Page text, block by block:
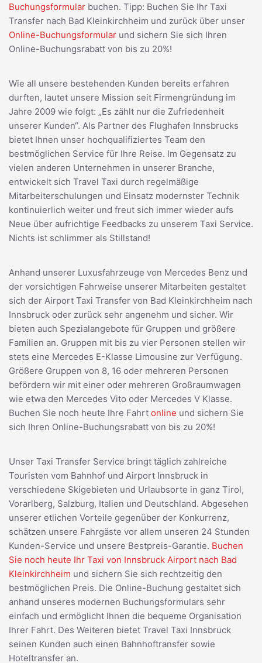
Buchungsformular buchen. Tipp: Buchen Sie Ihr Taxi
Transfer nach Bad Kleinkirchheim und zurück über unser
Online-Buchungsformular und sichern Sie sich Ihren
Online-Buchungsrabatt von bis zu 20%!
Wie all unsere bestehenden Kunden bereits erfahren
durften, lautet unsere Mission seit Firmengründung im
Jahre 2009 wie folgt: „Es zählt nur die Zufriedenheit
unserer Kunden“. Als Partner des Flughafen Innsbrucks
bietet Ihnen unser hochqualifiziertes Team den
bestmöglichen Service für Ihre Reise. Im Gegensatz zu
vielen anderen Unternehmen in unserer Branche,
entwickelt sich Travel Taxi durch regelmäßige
Mitarbeiterschulungen und Einsatz modernster Technik
kontinuierlich weiter und freut sich immer wieder aufs
Neue über aufrichtige Feedbacks zu unserem Taxi Service.
Nichts ist schlimmer als Stillstand!
Anhand unserer Luxusfahrzeuge von Mercedes Benz und
der vorsichtigen Fahrweise unserer Mitarbeiten gestaltet
sich der Airport Taxi Transfer von Bad Kleinkirchheim nach
Innsbruck oder zurück sehr angenehm und sicher. Wir
bieten auch Spezialangebote für Gruppen und größere
Familien an. Gruppen mit bis zu vier Personen stellen wir
stets eine Mercedes E-Klasse Limousine zur Verfügung.
Größere Gruppen von 8, 16 oder mehreren Personen
befördern wir mit einer oder mehreren Großraumwagen
wie etwa den Mercedes Vito oder Mercedes V Klasse.
Buchen Sie noch heute Ihre Fahrt online und sichern Sie
sich Ihren Online-Buchungsrabatt von bis zu 20%!
Unser Taxi Transfer Service bringt täglich zahlreiche
Touristen vom Bahnhof und Airport Innsbruck in
verschiedene Skigebieten und Urlaubsorte in ganz Tirol,
Vorarlberg, Salzburg, Italien und Deutschland. Abgesehen
unserer etlichen Vorteile gegenüber der Konkurrenz,
schätzen unsere Fahrgäste vor allem unseren 24 Stunden
Kunden-Service und unsere Bestpreis-Garantie. Buchen
Sie noch heute Ihr Taxi von Innsbruck Airport nach Bad
Kleinkirchheim und sichern Sie sich rechtzeitig den
bestmöglichen Preis. Die Online-Buchung gestaltet sich
anhand unseres modernen Buchungsformulars sehr
einfach und ermöglicht Ihnen die bequeme Organisation
Ihrer Fahrt. Des Weiteren bietet Travel Taxi Innsbruck
seinen Kunden auch einen Bahnhoftransfer sowie
Hoteltransfer an.